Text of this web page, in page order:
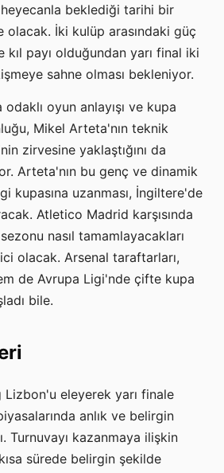
beklediği tarihi bir
olacak. İki kulüp arasındaki güç
payı olduğundan yarı final iki
sahne olması bekleniyor.
oyun anlayışı ve kupa
Mikel Arteta'nın teknik
zirvesine yaklaştığını da
Arteta'nın bu genç ve dinamik
kupasına uzanması, İngiltere'de
Atletico Madrid karşısında
nasıl tamamlayacakları
olacak. Arsenal taraftarları,
de Avrupa Ligi'nde çifte kupa
bile.
eleyerek yarı finale
anlık ve belirgin
Turnuvayı kazanmaya ilişkin
sürede belirgin şekilde